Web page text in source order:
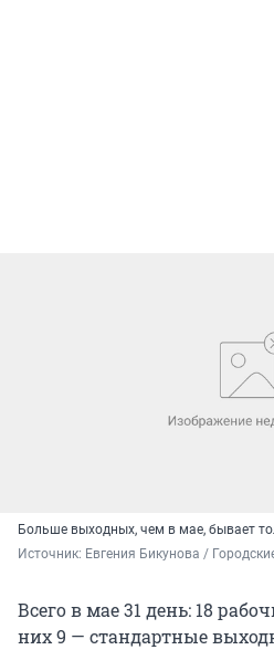
Больше выходных, чем в мае, бывает
Источник: Евгения Бикунова /
Всего в мае 31 день: 18
них 9 — стандартные